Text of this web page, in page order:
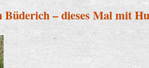
– dieses Mal mit